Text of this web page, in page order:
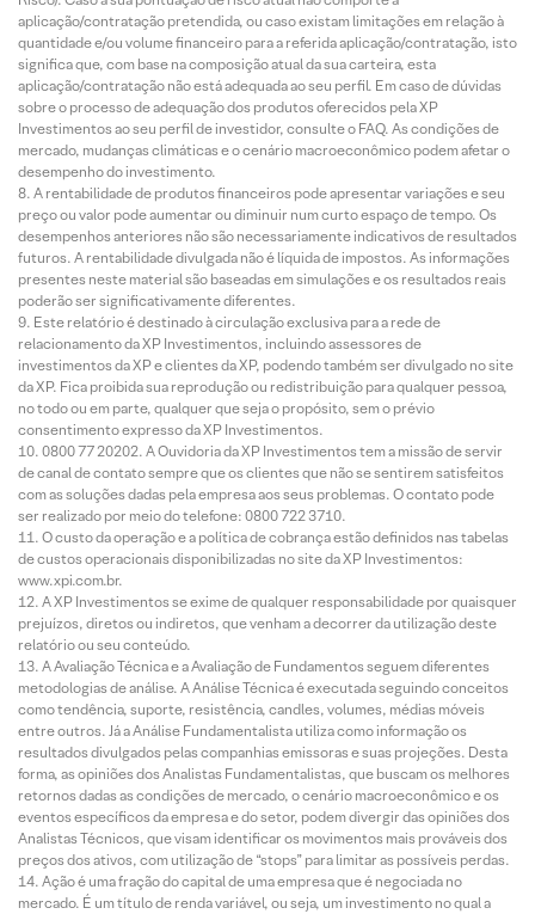
aplicação/contratação pretendida, ou caso existam limitações em relação à
quantidade e/ou volume financeiro para a referida aplicação/contratação, isto
significa que, com base na composição atual da sua carteira, esta
aplicação/contratação não está adequada ao seu perfil. Em caso de dúvidas
sobre o processo de adequação dos produtos oferecidos pela XP
Investimentos ao seu perfil de investidor, consulte o FAQ. As condições de
mercado, mudanças climáticas e o cenário macroeconômico podem afetar o
desempenho do investimento.
A rentabilidade de produtos financeiros pode apresentar variações e seu
preço ou valor pode aumentar ou diminuir num curto espaço de tempo. Os
desempenhos anteriores não são necessariamente indicativos de resultados
futuros. A rentabilidade divulgada não é líquida de impostos. As informações
presentes neste material são baseadas em simulações e os resultados reais
poderão ser significativamente diferentes.
Este relatório é destinado à circulação exclusiva para a rede de
relacionamento da XP Investimentos, incluindo assessores de
investimentos da XP e clientes da XP, podendo também ser divulgado no site
da XP. Fica proibida sua reprodução ou redistribuição para qualquer pessoa,
no todo ou em parte, qualquer que seja o propósito, sem o prévio
consentimento expresso da XP Investimentos.
0800 77 20202. A Ouvidoria da XP Investimentos tem a missão de servir
de canal de contato sempre que os clientes que não se sentirem satisfeitos
com as soluções dadas pela empresa aos seus problemas. O contato pode
ser realizado por meio do telefone: 0800 722 3710.
O custo da operação e a política de cobrança estão definidos nas tabelas
de custos operacionais disponibilizadas no site da XP Investimentos:
www.xpi.com.br.
A XP Investimentos se exime de qualquer responsabilidade por quaisquer
prejuízos, diretos ou indiretos, que venham a decorrer da utilização deste
relatório ou seu conteúdo.
A Avaliação Técnica e a Avaliação de Fundamentos seguem diferentes
metodologias de análise. A Análise Técnica é executada seguindo conceitos
como tendência, suporte, resistência, candles, volumes, médias móveis
entre outros. Já a Análise Fundamentalista utiliza como informação os
resultados divulgados pelas companhias emissoras e suas projeções. Desta
forma, as opiniões dos Analistas Fundamentalistas, que buscam os melhores
retornos dadas as condições de mercado, o cenário macroeconômico e os
eventos específicos da empresa e do setor, podem divergir das opiniões dos
Analistas Técnicos, que visam identificar os movimentos mais prováveis dos
preços dos ativos, com utilização de “stops” para limitar as possíveis perdas.
Ação é uma fração do capital de uma empresa que é negociada no
mercado. É um título de renda variável, ou seja, um investimento no qual a